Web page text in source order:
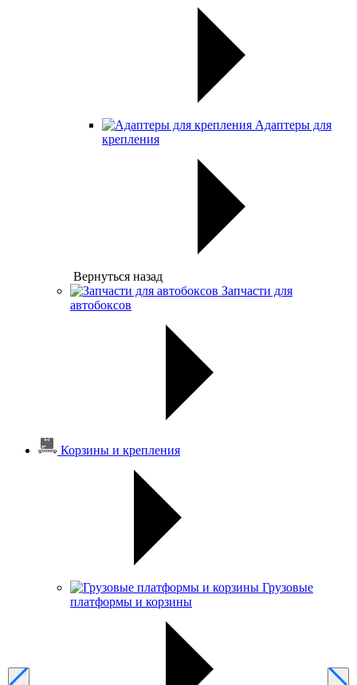
Адаптеры для
крепления
Вернуться назад
Запчасти для
автобоксов
Корзины и крепления
Грузовые
платформы и корзины